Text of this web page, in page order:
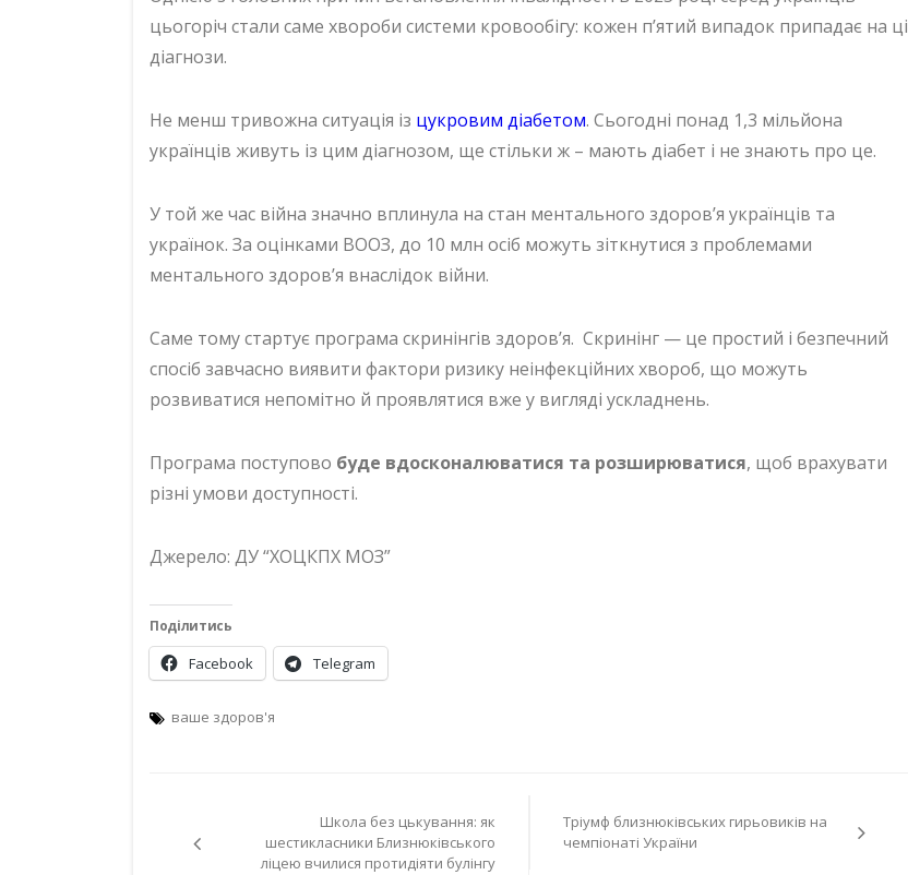
цьогоріч стали саме хвороби системи кровообігу: кожен п’ятий випадок припадає на ці
діагнози.
Не менш тривожна ситуація із цукровим діабетом. Сьогодні понад 1,3 мільйона
українців живуть із цим діагнозом, ще стільки ж – мають діабет і не знають про це.
У той же час війна значно вплинула на стан ментального здоров’я українців та
українок. За оцінками ВООЗ, до 10 млн осіб можуть зіткнутися з проблемами
ментального здоров’я внаслідок війни.
Саме тому стартує програма скринінгів здоров’я. Скринінг — це простий і безпечний
спосіб завчасно виявити фактори ризику неінфекційних хвороб, що можуть
розвиватися непомітно й проявлятися вже у вигляді ускладнень.
Програма поступово буде вдосконалюватися та розширюватися, щоб врахувати
різні умови доступності.
Джерело: ДУ “ХОЦКПХ МОЗ”
Поділитись
Facebook Telegram
ваше здоров'я
записів
Школа без цькування: як
шестикласники Близнюківського
ліцею вчилися протидіяти булінгу
Тріумф близнюківських гирьовиків на
чемпіонаті України